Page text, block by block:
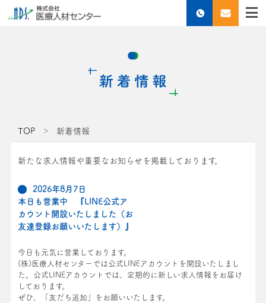
TOP 新着情報
新たな求人情報や重要なお知らせを掲載しております。
2026年8月7日
本日も営業中 『LINE公式ア
カウント開設いたしました（お
友達登録お願いいたします）』
今日も元気に営業しております。
(株)医療人材センターでは公式LINEアカウントを開設いたしまし
た。公式LINEアカウントでは、定期的に新しい求人情報をお届け
しております。
ぜひ、「友だち追加」をお願いいたします。